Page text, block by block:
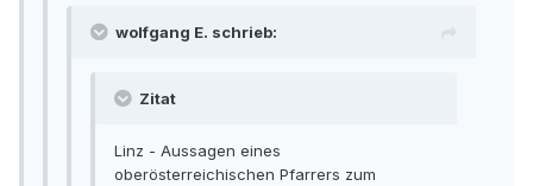
wolfgang E. schrieb:
Zitat
Linz - Aussagen eines
oberösterreichischen Pfarrers zum